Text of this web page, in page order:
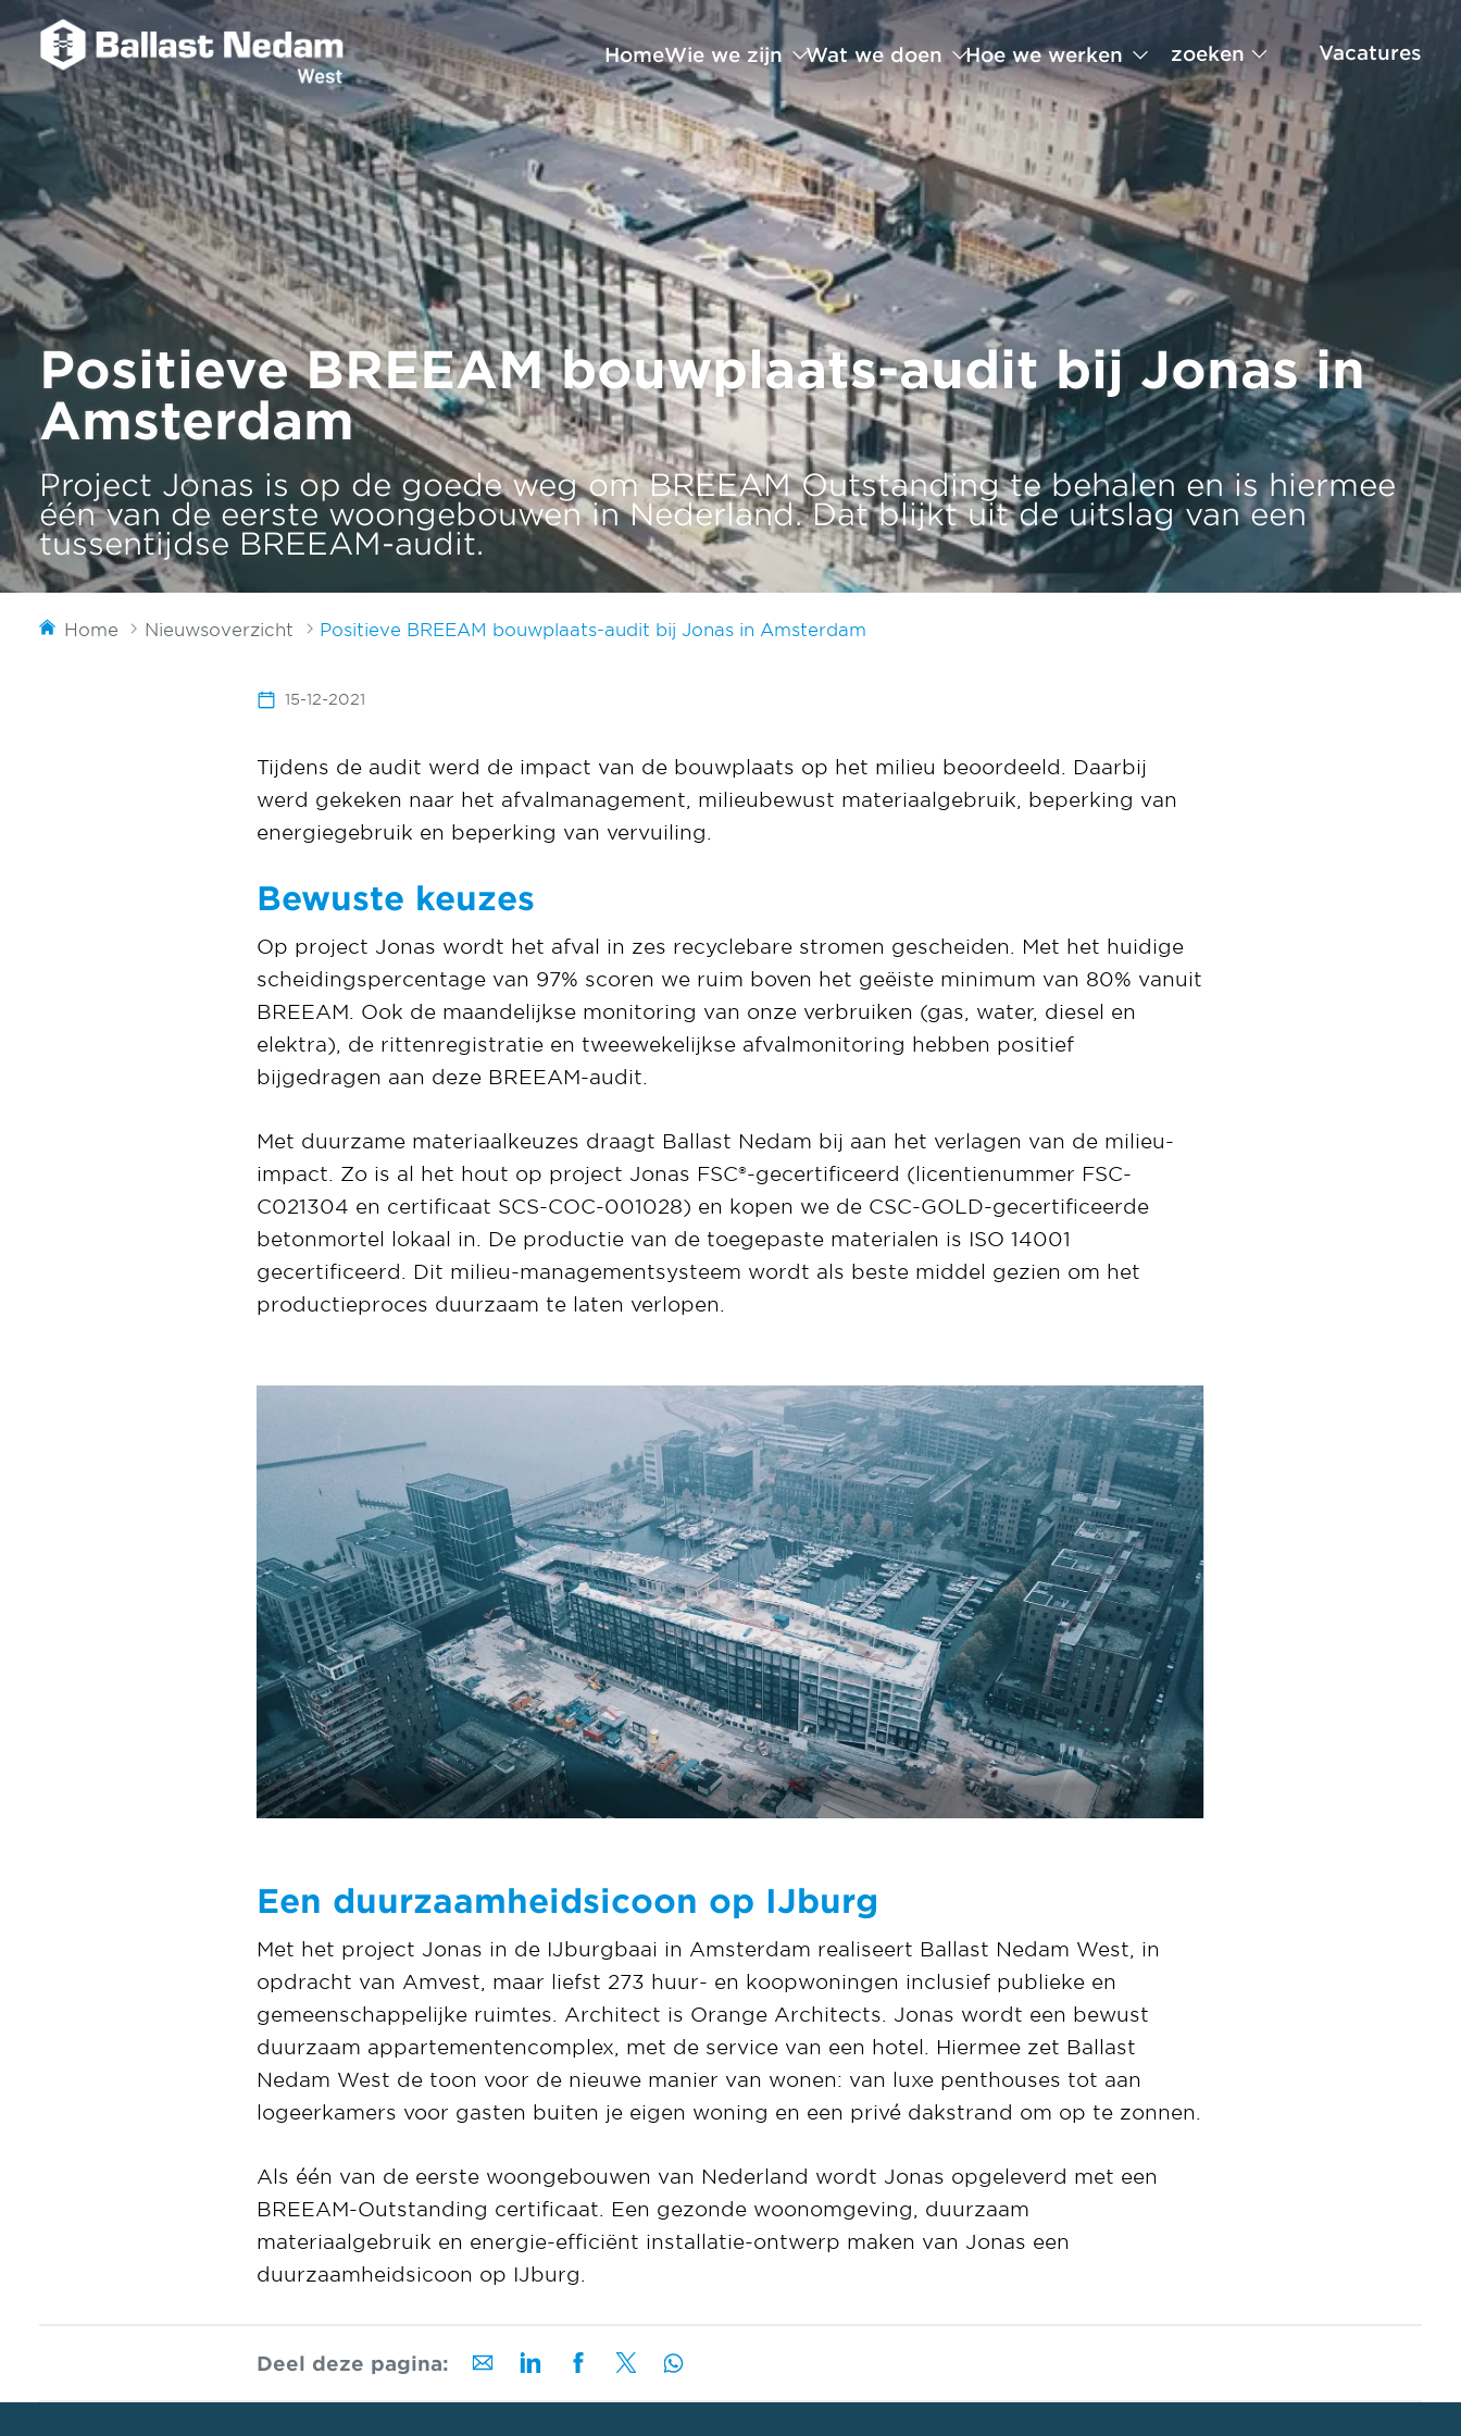
Vacatures
zoeken
HomeWie we zijn Wat we doen Hoe we werken
Positieve BREEAM bouwplaats-audit bij Jonas in
Amsterdam
Project Jonas is op de goede weg om BREEAM Outstanding te behalen en is hiermee
één van de eerste woongebouwen in Nederland. Dat blijkt uit de uitslag van een
tussentijdse BREEAM-audit.
Home Nieuwsoverzicht Positieve BREEAM bouwplaats-audit bij Jonas in Amsterdam
15-12-2021
Tijdens de audit werd de impact van de bouwplaats op het milieu beoordeeld. Daarbij
werd gekeken naar het afvalmanagement, milieubewust materiaalgebruik, beperking van
energiegebruik en beperking van vervuiling.
Bewuste keuzes
Op project Jonas wordt het afval in zes recyclebare stromen gescheiden. Met het huidige
scheidingspercentage van 97% scoren we ruim boven het geëiste minimum van 80% vanuit
BREEAM. Ook de maandelijkse monitoring van onze verbruiken (gas, water, diesel en
elektra), de rittenregistratie en tweewekelijkse afvalmonitoring hebben positief
bijgedragen aan deze BREEAM-audit.
Met duurzame materiaalkeuzes draagt Ballast Nedam bij aan het verlagen van de milieu-
impact. Zo is al het hout op project Jonas FSC®-gecertificeerd (licentienummer FSC-
C021304 en certificaat SCS-COC-001028) en kopen we de CSC-GOLD-gecertificeerde
betonmortel lokaal in. De productie van de toegepaste materialen is ISO 14001
gecertificeerd. Dit milieu-managementsysteem wordt als beste middel gezien om het
productieproces duurzaam te laten verlopen.
Een duurzaamheidsicoon op IJburg
Met het project Jonas in de IJburgbaai in Amsterdam realiseert Ballast Nedam West, in
opdracht van Amvest, maar liefst 273 huur- en koopwoningen inclusief publieke en
gemeenschappelijke ruimtes. Architect is Orange Architects. Jonas wordt een bewust
duurzaam appartementencomplex, met de service van een hotel. Hiermee zet Ballast
Nedam West de toon voor de nieuwe manier van wonen: van luxe penthouses tot aan
logeerkamers voor gasten buiten je eigen woning en een privé dakstrand om op te zonnen.
Als één van de eerste woongebouwen van Nederland wordt Jonas opgeleverd met een
BREEAM-Outstanding certificaat. Een gezonde woonomgeving, duurzaam
materiaalgebruik en energie-efficiënt installatie-ontwerp maken van Jonas een
duurzaamheidsicoon op IJburg.
Deel deze pagina: